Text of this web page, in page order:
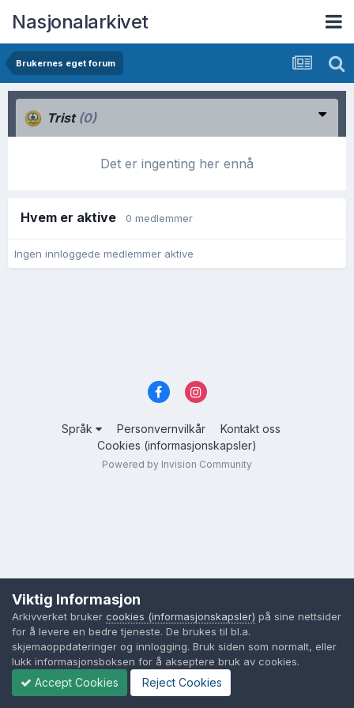
Nasjonalarkivet
Brukernes eget forum
Trist (0)
Det er ingenting her ennå
Hvem er aktive 0 medlemmer
Ingen innloggede medlemmer aktive
Språk Personvernvilkår
Kontakt oss
Cookies (informasjonskapsler)
Powered by Invision Community
Viktig Informasjon
Arkivverket bruker cookies (informasjonskapsler) på sine nettsider
for å levere en bedre tjeneste. De brukes til bl.a.
skjemaoppdateringer og innlogging. Bruk siden som normalt, eller
lukk informasjonsboksen for å akseptere bruk av cookies.
Accept Cookies Reject Cookies